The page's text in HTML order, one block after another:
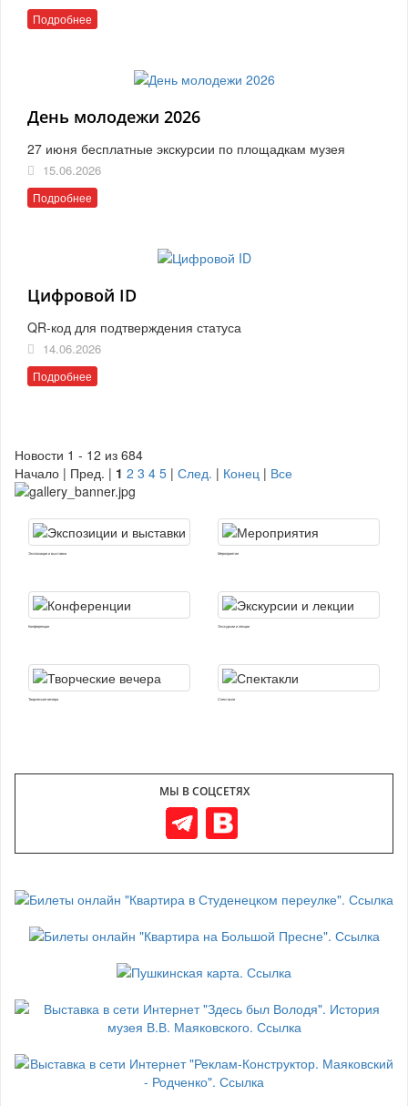
Подробнее
День молодежи 2026
27 июня бесплатные экскурсии по площадкам музея
15.06.2026
Подробнее
Цифровой ID
QR-код для подтверждения статуса
14.06.2026
Подробнее
Новости 1 - 12 из 684
Начало | Пред. | 1 2 3 4 5 | След. | Конец | Все
Экспозиции и выставки Мероприятия
Конференции Экскурсии и лекции
Творческие вечера Спектакли
МЫ В СОЦСЕТЯХ